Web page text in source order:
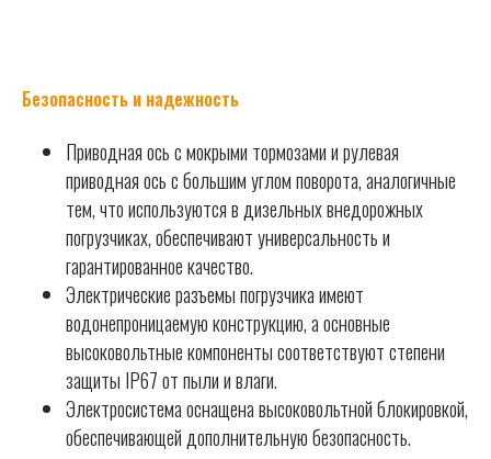
Безопасность и надежность
Приводная ось с мокрыми тормозами и рулевая
приводная ось с большим углом поворота, аналогичные
тем, что используются в дизельных внедорожных
погрузчиках, обеспечивают универсальность и
гарантированное качество.
Электрические разъемы погрузчика имеют
водонепроницаемую конструкцию, а основные
высоковольтные компоненты соответствуют степени
защиты IP67 от пыли и влаги.
Электросистема оснащена высоковольтной блокировкой,
обеспечивающей дополнительную безопасность.